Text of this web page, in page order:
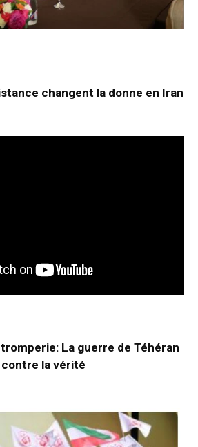
changent la donne en Iran
tromperie: La guerre de Téhéran
contre la vérité